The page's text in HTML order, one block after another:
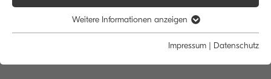
Willkommen bei vonBusch
Weitere Informationen anzeigen
Impressum | Datenschutz